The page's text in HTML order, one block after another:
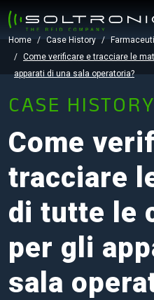
Home Case History
Come verificare e tracciare le
apparati di una sala operatoria?
CASE HISTORY
Come
tracciare
di tutte le
per gli
sala